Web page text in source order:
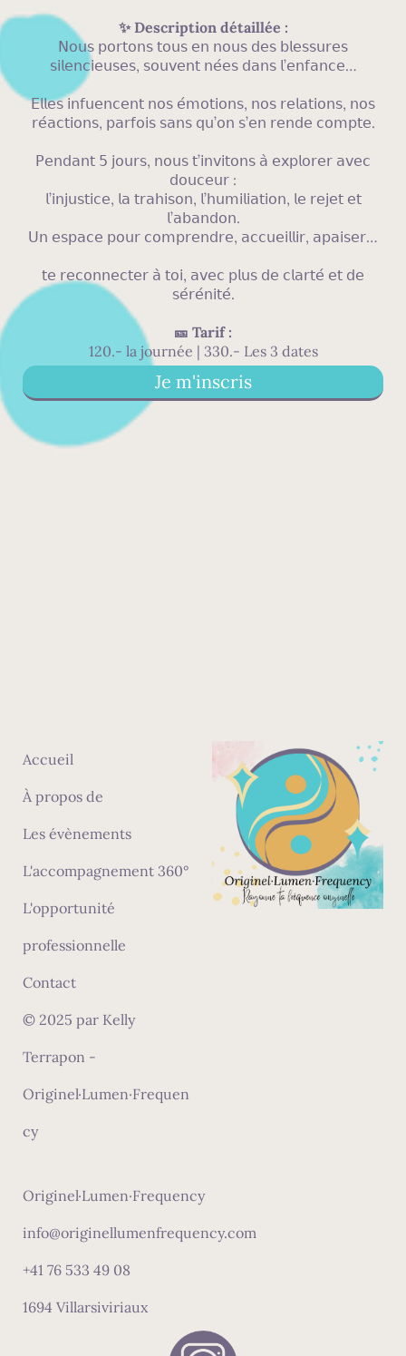
✨ Description détaillée :
𝖭𝗈𝗎𝗌 𝗉𝗈𝗋𝗍𝗈𝗇𝗌 𝗍𝗈𝗎𝗌 𝖾𝗇 𝗇𝗈𝗎𝗌 𝖽𝖾𝗌 𝖻𝗅𝖾𝗌𝗌𝗎𝗋𝖾𝗌
𝗌𝗂𝗅𝖾𝗇𝖼𝗂𝖾𝗎𝗌𝖾𝗌, 𝗌𝗈𝗎𝗏𝖾𝗇𝗍 𝗇𝖾́𝖾𝗌 𝖽𝖺𝗇𝗌 𝗅’𝖾𝗇𝖿𝖺𝗇𝖼𝖾…
𝖤𝗅𝗅𝖾𝗌 𝗂𝗇𝖿𝗎𝖾𝗇𝖼𝖾𝗇𝗍 𝗇𝗈𝗌 𝖾́𝗆𝗈𝗍𝗂𝗈𝗇𝗌, 𝗇𝗈𝗌 𝗋𝖾𝗅𝖺𝗍𝗂𝗈𝗇𝗌, 𝗇𝗈𝗌
𝗋𝖾́𝖺𝖼𝗍𝗂𝗈𝗇𝗌, 𝗉𝖺𝗋𝖿𝗈𝗂𝗌 𝗌𝖺𝗇𝗌 𝗊𝗎’𝗈𝗇 𝗌’𝖾𝗇 𝗋𝖾𝗇𝖽𝖾 𝖼𝗈𝗆𝗉𝗍𝖾.
𝖯𝖾𝗇𝖽𝖺𝗇𝗍 𝟧 𝗃𝗈𝗎𝗋𝗌, 𝗇𝗈𝗎𝗌 𝗍’𝗂𝗇𝗏𝗂𝗍𝗈𝗇𝗌 𝖺̀ 𝖾𝗑𝗉𝗅𝗈𝗋𝖾𝗋 𝖺𝗏𝖾𝖼
𝖽𝗈𝗎𝖼𝖾𝗎𝗋 :
𝗅’𝗂𝗇𝗃𝗎𝗌𝗍𝗂𝖼𝖾, 𝗅𝖺 𝗍𝗋𝖺𝗁𝗂𝗌𝗈𝗇, 𝗅’𝗁𝗎𝗆𝗂𝗅𝗂𝖺𝗍𝗂𝗈𝗇, 𝗅𝖾 𝗋𝖾𝗃𝖾𝗍 𝖾𝗍
𝗅’𝖺𝖻𝖺𝗇𝖽𝗈𝗇.
𝖴𝗇 𝖾𝗌𝗉𝖺𝖼𝖾 𝗉𝗈𝗎𝗋 𝖼𝗈𝗆𝗉𝗋𝖾𝗇𝖽𝗋𝖾, 𝖺𝖼𝖼𝗎𝖾𝗂𝗅𝗅𝗂𝗋, 𝖺𝗉𝖺𝗂𝗌𝖾𝗋…
𝗍𝖾 𝗋𝖾𝖼𝗈𝗇𝗇𝖾𝖼𝗍𝖾𝗋 𝖺̀ 𝗍𝗈𝗂, 𝖺𝗏𝖾𝖼 𝗉𝗅𝗎𝗌 𝖽𝖾 𝖼𝗅𝖺𝗋𝗍𝖾́ 𝖾𝗍 𝖽𝖾
𝗌𝖾́𝗋𝖾́𝗇𝗂𝗍𝖾́.
🎫 Tarif :
120.- la journée | 330.- Les 3 dates
Je m'inscris
Accueil
À propos de
Les évènements
L'accompagnement 360°
L'opportunité
professionnelle
Contact
© 2025 par Kelly
Terrapon -
Originel·Lumen·Frequen
cy
Originel·Lumen·Frequency
info@originellumenfrequency.com
+41 76 533 49 08
1694 Villarsiviriaux